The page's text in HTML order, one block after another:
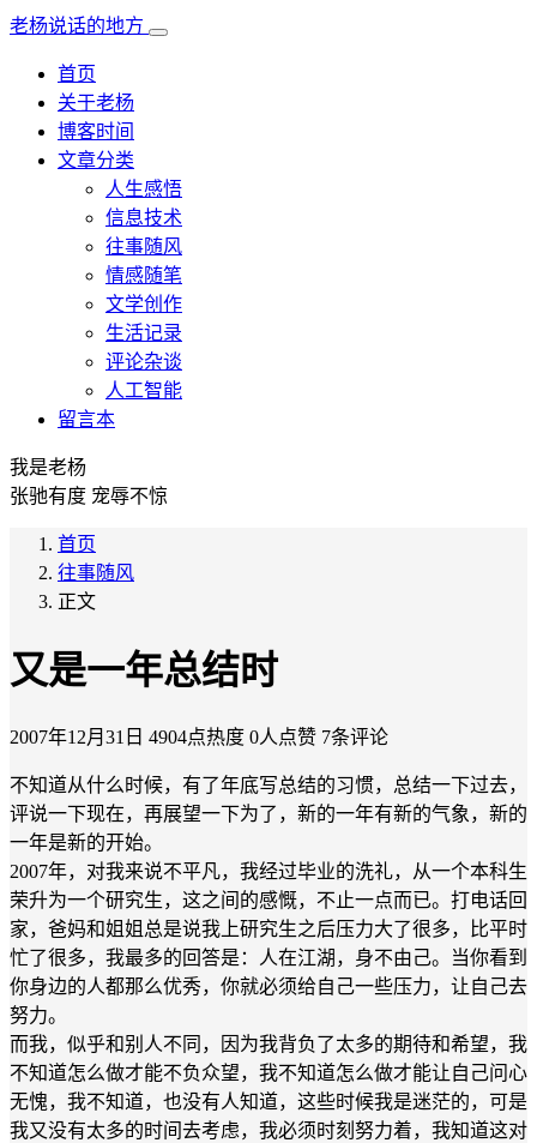
老杨说话的地方
首页
关于老杨
博客时间
文章分类
人生感悟
信息技术
往事随风
情感随笔
文学创作
生活记录
评论杂谈
人工智能
留言本
我是老杨
张驰有度 宠辱不惊
首页
往事随风
正文
又是一年总结时
2007年12月31日 4904点热度 0人点赞 7条评论
不知道从什么时候，有了年底写总结的习惯，总结一下过去，
评说一下现在，再展望一下为了，新的一年有新的气象，新的
一年是新的开始。
2007年，对我来说不平凡，我经过毕业的洗礼，从一个本科生
荣升为一个研究生，这之间的感慨，不止一点而已。打电话回
家，爸妈和姐姐总是说我上研究生之后压力大了很多，比平时
忙了很多，我最多的回答是：人在江湖，身不由己。当你看到
你身边的人都那么优秀，你就必须给自己一些压力，让自己去
努力。
而我，似乎和别人不同，因为我背负了太多的期待和希望，我
不知道怎么做才能不负众望，我不知道怎么做才能让自己问心
无愧，我不知道，也没有人知道，这些时候我是迷茫的，可是
我又没有太多的时间去考虑，我必须时刻努力着，我知道这对